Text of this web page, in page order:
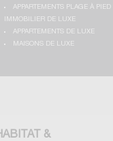
APPARTEMENTS PLAGE À PIED
IMMOBILIER DE LUXE
APPARTEMENTS DE LUXE
MAISONS DE LUXE
&